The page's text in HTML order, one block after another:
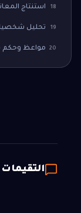
18 استنتاج
19 تحليل
20 مواعظ
التقيمات